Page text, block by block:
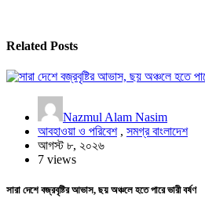
Related Posts
Nazmul Alam Nasim
আবহাওয়া ও পরিবেশ, সমগ্র বাংলাদেশ
আগস্ট ৮, ২০২৬
7 views
সারা দেশে বজ্রবৃষ্টির আভাস, ছয় অঞ্চলে হতে পারে ভারী বর্ষণ